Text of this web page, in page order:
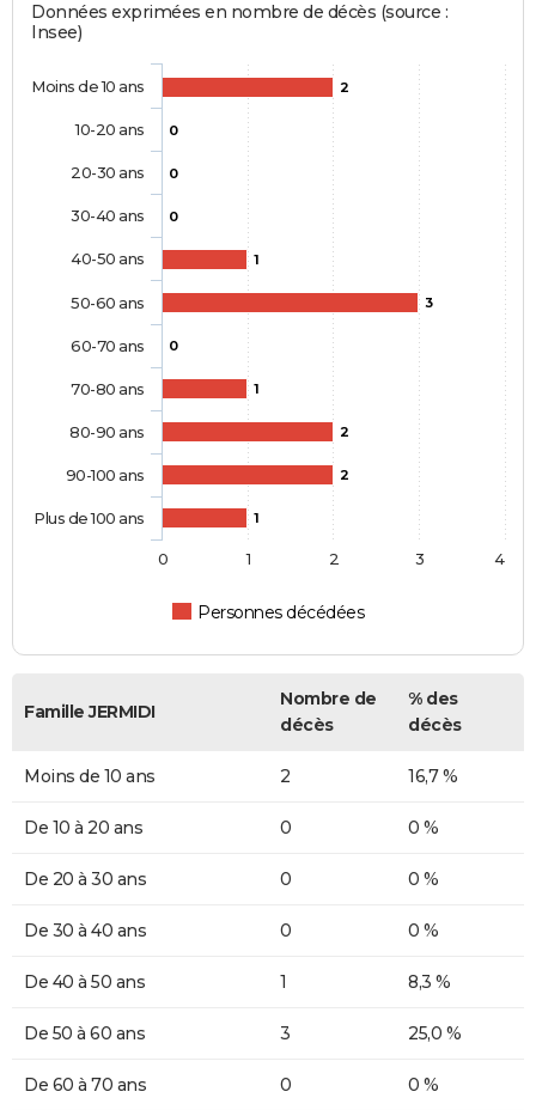
Données exprimées en nombre de décès (source :
Insee)
2
0
0
0
1
3
0
1
2
2
1
Personnes décédées
Moins de 10 ans
10-20 ans
20-30 ans
30-40 ans
40-50 ans
50-60 ans
60-70 ans
70-80 ans
80-90 ans
90-100 ans
Plus de 100 ans
0 1 2 3 4
Famille JERMIDI
Nombre de
décès
% des
décès
Moins de 10 ans 2 16,7 %
De 10 à 20 ans 0 0 %
De 20 à 30 ans 0 0 %
De 30 à 40 ans 0 0 %
De 40 à 50 ans 1 8,3 %
De 50 à 60 ans 3 25,0 %
De 60 à 70 ans 0 0 %